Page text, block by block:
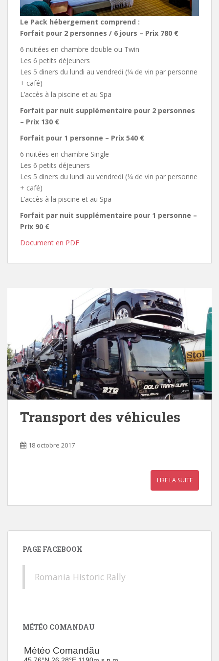
Le Pack hébergement comprend :
Forfait pour 2 personnes / 6 jours – Prix 780 €
6 nuitées en chambre double ou Twin
Les 6 petits déjeuners
Les 5 diners du lundi au vendredi (1⁄4 de vin par personne
+ café)
L’accès à la piscine et au Spa
Forfait par nuit supplémentaire pour 2 personnes
– Prix 130 €
Forfait pour 1 personne – Prix 540 €
6 nuitées en chambre Single
Les 6 petits déjeuners
Les 5 diners du lundi au vendredi (1⁄4 de vin par personne
+ café)
L’accès à la piscine et au Spa
Forfait par nuit supplémentaire pour 1 personne –
Prix 90 €
Document en PDF
Transport des véhicules
18 octobre 2017
LIRE LA SUITE
PAGE FACEBOOK
Romania Historic Rally
MÉTÉO COMANDAU